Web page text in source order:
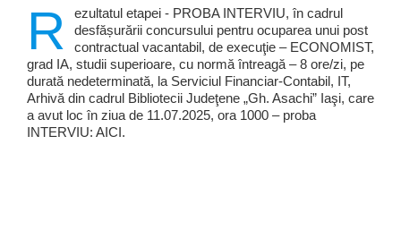
R
ezultatul etapei - PROBA INTERVIU, în cadrul
desfășurării concursului pentru ocuparea unui post
contractual vacantabil, de execuţie – ECONOMIST,
grad IA, studii superioare, cu normă întreagă – 8 ore/zi, pe
durată nedeterminată, la Serviciul Financiar-Contabil, IT,
Arhivă din cadrul Bibliotecii Judeţene „Gh. Asachi” Iaşi, care
a avut loc în ziua de 11.07.2025, ora 1000 – proba
INTERVIU: AICI.